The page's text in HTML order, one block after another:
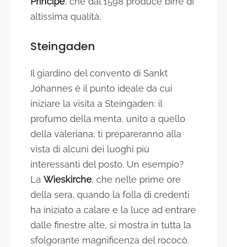
altissima qualità.
Steingaden
Il giardino del convento di Sankt
Johannes è il punto ideale da cui
iniziare la visita a Steingaden: il
profumo della menta, unito a quello
della valeriana, ti prepareranno alla
vista di alcuni dei luoghi più
interessanti del posto. Un esempio?
La Wieskirche, che nelle prime ore
della sera, quando la folla di credenti
ha iniziato a calare e la luce ad entrare
dalle finestre alte, si mostra in tutta la
sfolgorante magnificenza del rococò.